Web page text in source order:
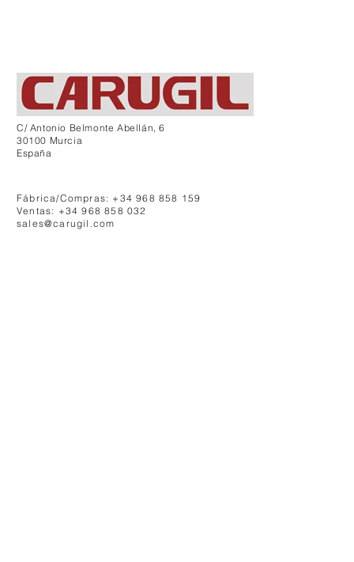
C/ Antonio Belmonte Abellán, 6
30100 Murcia
España
Fábrica/Compras: +34 968 858 159
Ventas: +34 968 858 032
sales@carugil.com